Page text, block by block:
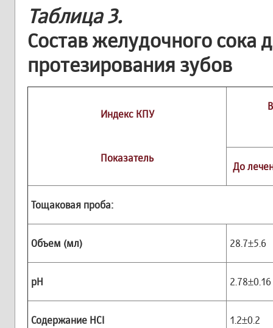
Таблица 3.
Состав желудочного сока
протезирования зубов
Индекс КПУ
Показатель
До
Тощаковая проба:
Объем (мл) 28.7±5.6
рН 2.78±0.16
Содержание НСI 1.2±0.2